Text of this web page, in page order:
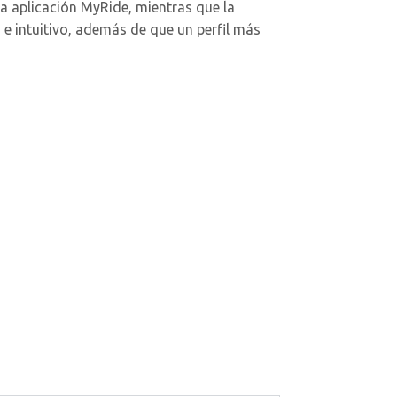
aplicación MyRide, mientras que la
intuitivo, además de que un perfil más